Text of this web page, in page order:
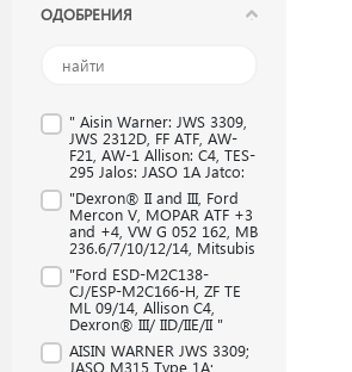
ОДОБРЕНИЯ
" Aisin Warner: JWS 3309,
JWS 2312D, FF ATF, AW-
F21, AW-1 Allison: C4, TES-
295 Jalos: JASO 1A Jatco:
"Dexron® II and III, Ford
Mercon V, MOPAR ATF +3
and +4, VW G 052 162, MB
236.6/7/10/12/14, Mitsubis
"Ford ESD-M2C138-
CJ/ESP-M2C166-H, ZF TE
ML 09/14, Allison C4,
Dexron® III/ IID/IIE/II "
AISIN WARNER JWS 3309;
JASO M315 Type 1A;